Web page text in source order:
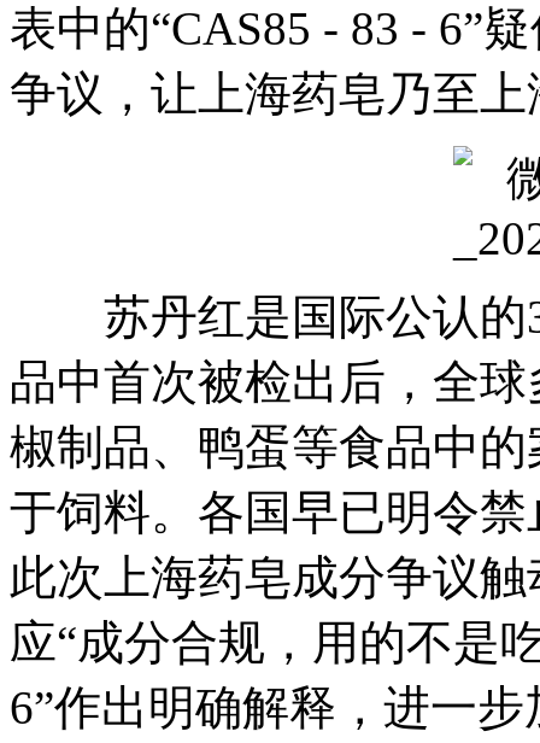
表中的“CAS85 - 83 - 6”
争议，让上海药皂乃至
苏丹红是国际公认的3
品中首次被检出后，全
椒制品、鸭蛋等食品中
于饲料。各国早已明令
此次上海药皂成分争议
应“成分合规，用的不是
6”作出明确解释，进一